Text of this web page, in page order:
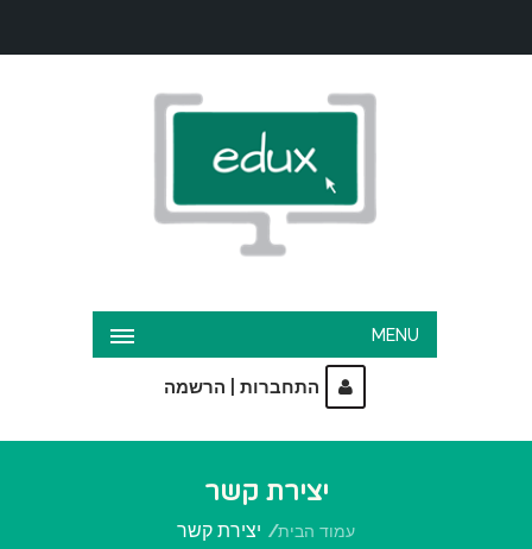
MENU
התחברות הרשמה
יצירת קשר
עמוד הבית יצירת קשר